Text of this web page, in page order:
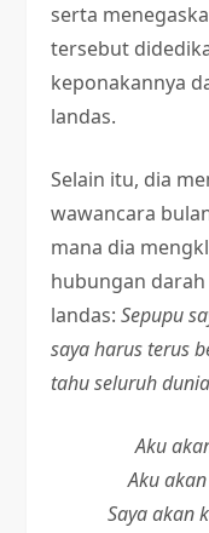
serta
tersebut
keponakannya
landas.
Selain itu, dia
wawancara
mana dia
hubungan darah
landas:Sepupu
saya harus terus
tahu seluruh
Aku
Aku
Saya akan